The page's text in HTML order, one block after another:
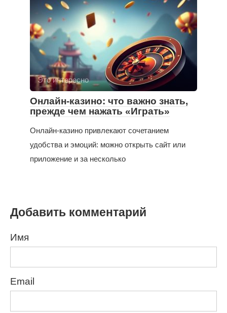
Это интересно
Онлайн-казино: что важно знать,
прежде чем нажать «Играть»
Онлайн-казино привлекают сочетанием
удобства и эмоций: можно открыть сайт или
приложение и за несколько
Добавить комментарий
Имя
Email